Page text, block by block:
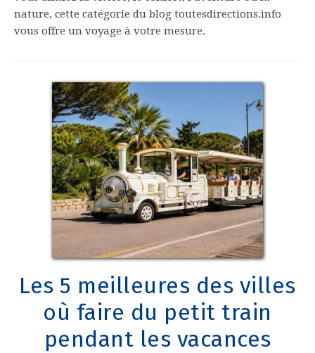
nature, cette catégorie du blog toutesdirections.info
vous offre un voyage à votre mesure.
Les 5 meilleures des villes
où faire du petit train​
pendant les vacances